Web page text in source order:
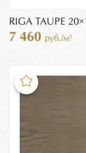
RIGA TAUPE
7 460 руб./м²